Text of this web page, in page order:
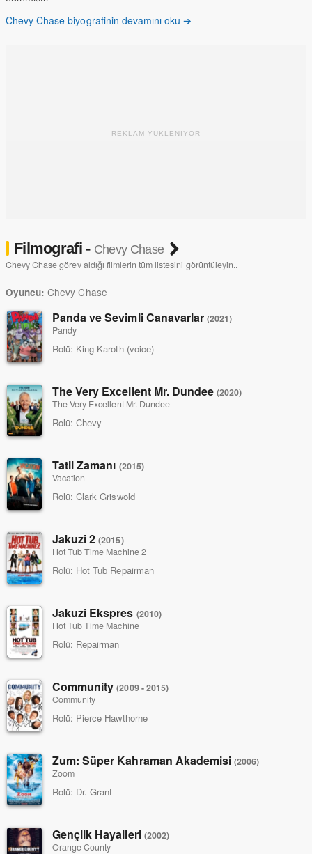
Chevy Chase biyografinin devamını oku ➔
REKLAM YÜKLENİYOR
Filmografi - Chevy Chase
Chevy Chase görev aldığı filmlerin tüm listesini görüntüleyin..
Oyuncu: Chevy Chase
Panda ve Sevimli Canavarlar(2021)
Pandy
Rolü: King Karoth (voice)
The Very Excellent Mr. Dundee(2020)
The Very Excellent Mr. Dundee
Rolü: Chevy
Tatil Zamanı (2015)
Vacation
Rolü: Clark Griswold
Jakuzi 2(2015)
Hot Tub Time Machine 2
Rolü: Hot Tub Repairman
Jakuzi Ekspres (2010)
Hot Tub Time Machine
Rolü: Repairman
Community(2009 - 2015)
Community
Rolü: Pierce Hawthorne
Zum: Süper Kahraman Akademisi(2006)
Zoom
Rolü: Dr. Grant
Gençlik Hayalleri (2002)
Orange County